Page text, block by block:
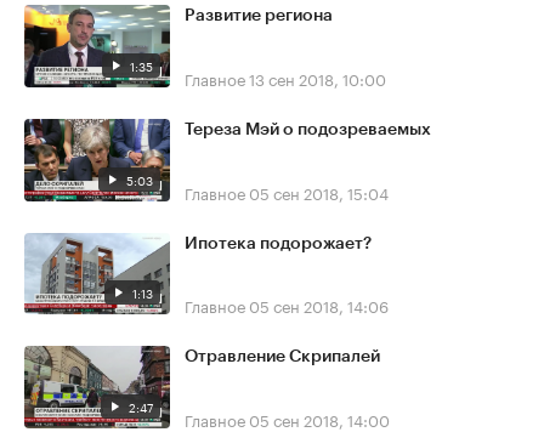
1:35
Развитие региона
Главное13 сен 2018, 10:00
5:03
Тереза Мэй о подозреваемых
Главное 05 сен 2018, 15:04
1:13
Ипотека подорожает?
Главное 05 сен 2018, 14:06
2:47
Отравление Скрипалей
Главное 05 сен 2018, 14:00